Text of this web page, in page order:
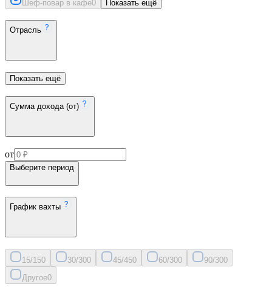
Шеф-повар в кафе0 Показать ещё
Отрасль
Показать ещё
Сумма дохода (от)
от
Выберите период
График вахты
15/150 30/300 45/450 60/300 90/300
Другое0